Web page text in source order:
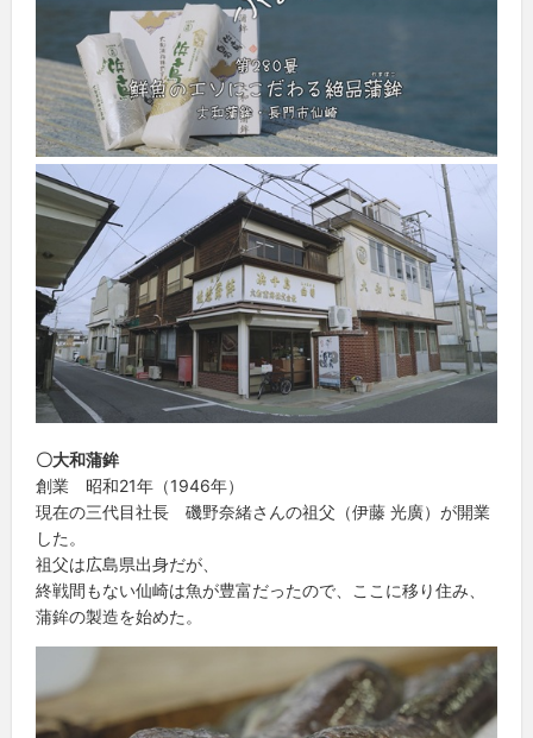
〇大和蒲鉾
創業 昭和21年（1946年）
現在の三代目社長 磯野奈緒さんの祖父（伊藤 光廣）が開業
した。
祖父は広島県出身だが、
終戦間もない仙崎は魚が豊富だったので、ここに移り住み、
蒲鉾の製造を始めた。